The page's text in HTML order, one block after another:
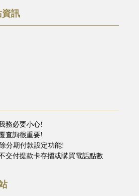
訊
務必要小心!
查詢很重要!
分期付款設定功能!
交付提款卡存摺或購買電話點數